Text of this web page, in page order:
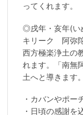
ってくれます。
◎戌年・亥年(い
キリーク 阿弥
西方極楽浄土の
れます。「南無
土へと導きます。
・カバンやポー
・日頃の感謝を